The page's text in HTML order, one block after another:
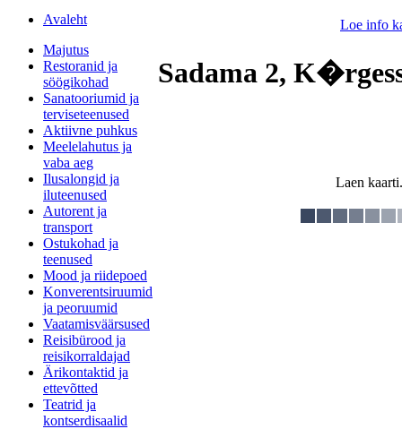
Avaleht
Majutus
Restoranid ja
söögikohad
Sanatooriumid ja
terviseteenused
Aktiivne puhkus
Meelelahutus ja
vaba aeg
Ilusalongid ja
iluteenused
Autorent ja
transport
Ostukohad ja
teenused
Mood ja riidepoed
Konverentsiruumid
ja peoruumid
Vaatamisväärsused
Reisibürood ja
reisikorraldajad
Ärikontaktid ja
ettevõtted
Teatrid ja
kontserdisaalid
Loe info
Sadama 2,
Laen